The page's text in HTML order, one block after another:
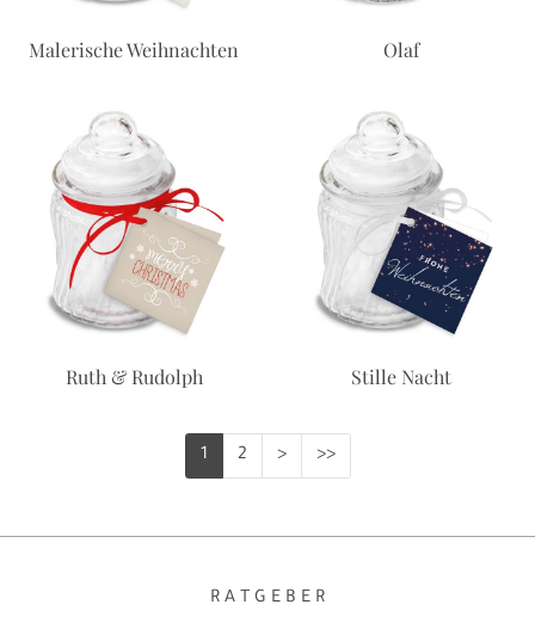
Malerische Weihnachten Olaf
Ruth & Rudolph Stille Nacht
1 2 > >>
R A T G E B E R